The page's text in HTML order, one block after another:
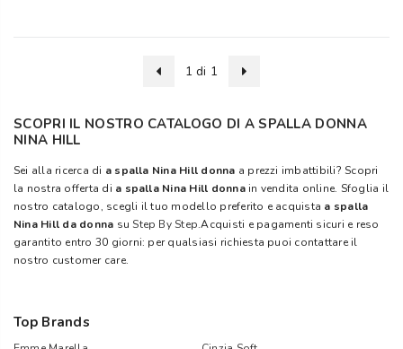
1 di 1
SCOPRI IL NOSTRO CATALOGO DI A SPALLA DONNA
NINA HILL
Sei alla ricerca di a spalla Nina Hill donna a prezzi imbattibili? Scopri
la nostra offerta di a spalla Nina Hill donna in vendita online. Sfoglia il
nostro catalogo, scegli il tuo modello preferito e acquista a spalla
Nina Hill da donna suStep By Step.Acquisti e pagamenti sicuri e reso
garantito entro 30 giorni: per qualsiasi richiesta puoi contattare il
nostro customer care.
Top Brands